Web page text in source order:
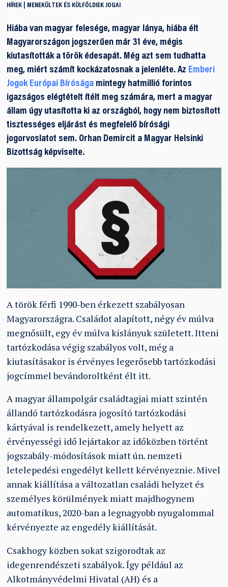
HÍREK MENEKÜLTEK ÉS KÜLFÖLDIEK JOGAI
Hiába van magyar felesége, magyar lánya, hiába élt
Magyarországon jogszerűen már 31 éve, mégis
kiutasították a török édesapát. Még azt sem tudhatta
meg, miért számít kockázatosnak a jelenléte. Az Emberi
Jogok Európai Bírósága mintegy hatmillió forintos
igazságos elégtételt ítélt meg számára, mert a magyar
állam úgy utasította ki az országból, hogy nem biztosított
tisztességes eljárást és megfelelő bírósági
jogorvoslatot sem. Orhan Demircit a Magyar Helsinki
Bizottság képviselte.
A török férfi 1990-ben érkezett szabályosan
Magyarországra. Családot alapított, négy év múlva
megnősült, egy év múlva kislányuk született. Itteni
tartózkodása végig szabályos volt, még a
kiutasításakor is érvényes legerősebb tartózkodási
jogcímmel bevándoroltként élt itt.
A magyar állampolgár családtagjai miatt szintén
állandó tartózkodásra jogosító tartózkodási
kártyával is rendelkezett, amely helyett az
érvényességi idő lejártakor az időközben történt
jogszabály-módosítások miatt ún. nemzeti
letelepedési engedélyt kellett kérvényeznie. Mivel
annak kiállítása a változatlan családi helyzet és
személyes körülmények miatt majdhogynem
automatikus, 2020-ban a legnagyobb nyugalommal
kérvényezte az engedély kiállítását.
Csakhogy közben sokat szigorodtak az
idegenrendészeti szabályok. Így például az
Alkotmányvédelmi Hivatal (AH) és a